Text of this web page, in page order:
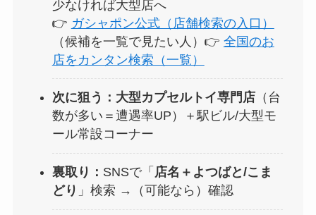
少なければ大型店へ
👉 ガシャポン公式（店舗検索の入口）
（候補を一覧で見たい人）👉 全国のお
店をカンタン検索（一覧）
次に狙う： 大型カプセルトイ専門店（台
数が多い＝遭遇率UP）＋駅ビル/大型モ
ール常設コーナー
裏取り： SNSで「 店名＋よつばと/こま
どり 」検索 →（可能なら）確認